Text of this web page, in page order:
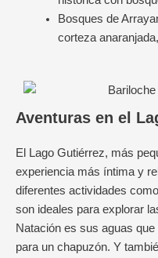
Bosques de
corteza
Aventuras en el
El Lago Gutiérrez, más
experiencia más íntima y
diferentes actividades
son ideales para explorar
Natación es sus aguas
para un chapuzón. Y